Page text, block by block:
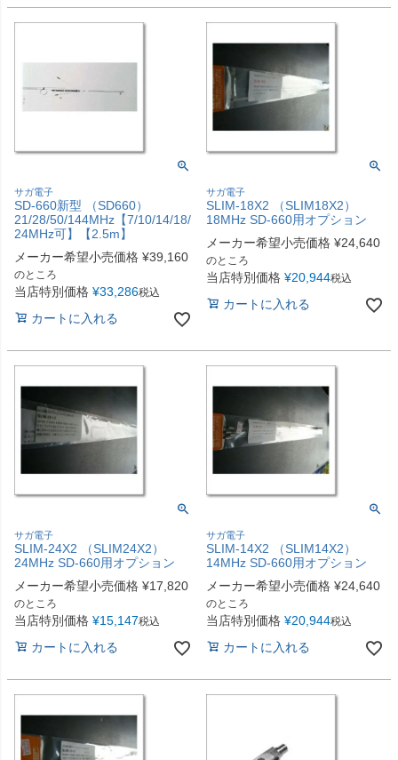
サガ電子
SD-660新型 （SD660）
21/28/50/144MHz【7/10/14/18/
24MHz可】【2.5m】
メーカー希望小売価格 ¥39,160
のところ
当店特別価格 ¥33,286税込
カートに入れる
サガ電子
SLIM-18X2 （SLIM18X2）
18MHz SD-660用オプション
メーカー希望小売価格 ¥24,640
のところ
当店特別価格 ¥20,944税込
カートに入れる
サガ電子
SLIM-24X2 （SLIM24X2）
24MHz SD-660用オプション
メーカー希望小売価格 ¥17,820
のところ
当店特別価格 ¥15,147税込
カートに入れる
サガ電子
SLIM-14X2 （SLIM14X2）
14MHz SD-660用オプション
メーカー希望小売価格 ¥24,640
のところ
当店特別価格 ¥20,944税込
カートに入れる